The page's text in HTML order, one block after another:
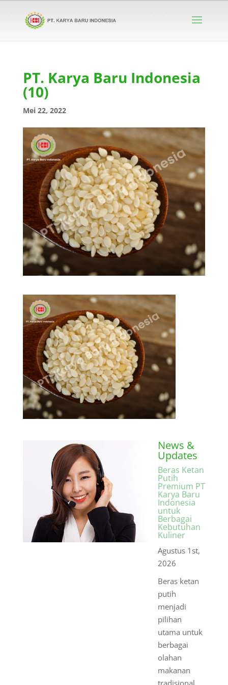
PT. Karya Baru Indonesia
(10)
Mei 22, 2022
News &
Updates
Beras Ketan
Putih
Premium PT
Karya Baru
Indonesia
untuk
Berbagai
Kebutuhan
Kuliner
Agustus 1st,
2026
Beras ketan
putih
menjadi
pilihan
utama untuk
berbagai
olahan
makanan
tradisional